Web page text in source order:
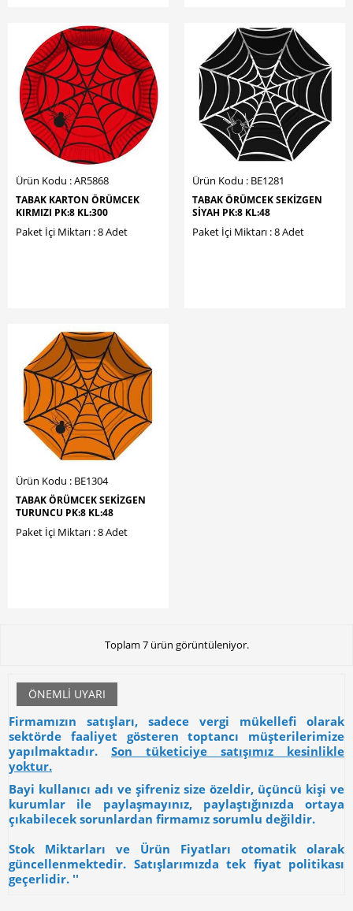
Ürün Kodu : AR5868
TABAK KARTON ÖRÜMCEK
KIRMIZI PK:8 KL:300
Paket İçi Miktarı : 8 Adet
Ürün Kodu : BE1281
TABAK ÖRÜMCEK SEKİZGEN
SİYAH PK:8 KL:48
Paket İçi Miktarı : 8 Adet
Ürün Kodu : BE1304
TABAK ÖRÜMCEK SEKİZGEN
TURUNCU PK:8 KL:48
Paket İçi Miktarı : 8 Adet
Toplam 7 ürün görüntüleniyor.
ÖNEMLI UYARI
Firmamızın satışları, sadece vergi mükellefi olarak
sektörde faaliyet gösteren toptancı müşterilerimize
yapılmaktadır. Son tüketiciye satışımız kesinlikle
yoktur.
Bayi kullanıcı adı ve şifreniz size özeldir, üçüncü kişi ve
kurumlar ile paylaşmayınız, paylaştığınızda ortaya
çıkabilecek sorunlardan firmamız sorumlu değildir.
Stok Miktarları ve Ürün Fiyatları otomatik olarak
güncellenmektedir. Satışlarımızda tek fiyat politikası
geçerlidir. ''